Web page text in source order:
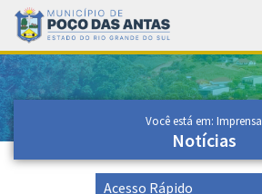
Ir para conteúdo principal
Conteúdo Principal
Você está em: Imprensa
Notícias